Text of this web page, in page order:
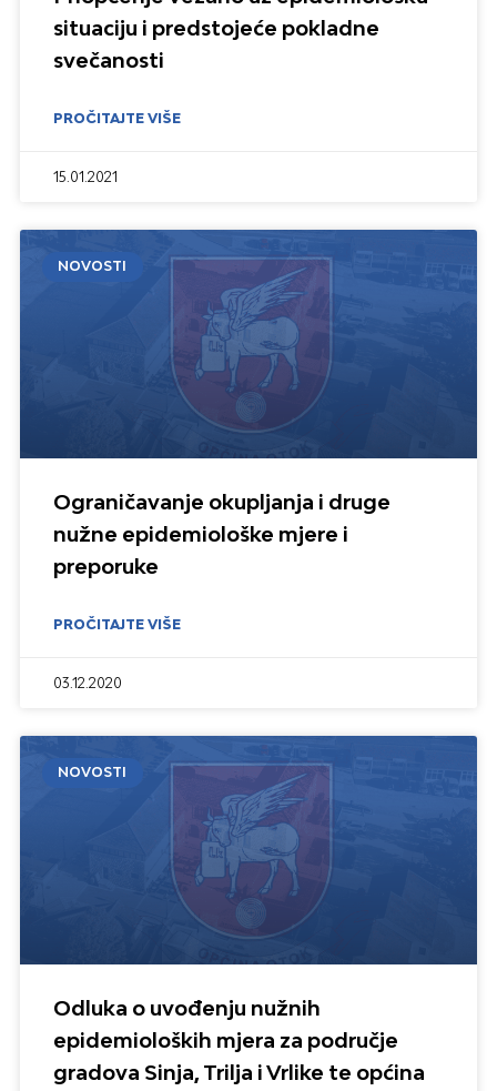
situaciju i predstojeće pokladne
svečanosti
PROČITAJTE VIŠE
15.01.2021
NOVOSTI
Ograničavanje okupljanja i druge
nužne epidemiološke mjere i
preporuke
PROČITAJTE VIŠE
03.12.2020
NOVOSTI
Odluka o uvođenju nužnih
epidemioloških mjera za područje
gradova Sinja, Trilja i Vrlike te općina